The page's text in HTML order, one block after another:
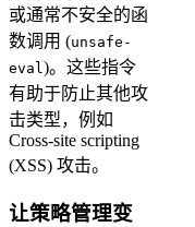
或通常不安全的函
数调用 (unsafe-
eval )。这些指令
有助于防止其他攻
击类型，例如
Cross-site scripting
(XSS) 攻击。
让策略管理变